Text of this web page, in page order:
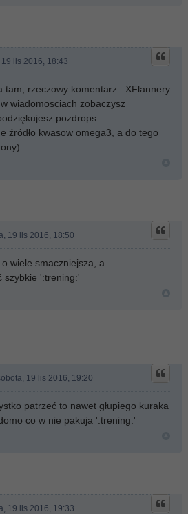
lis 2016, 18:43
tam, rzeczowy komentarz...XFlannery
wiadomosciach zobaczysz
pozdrops.
źródło kwasow omega3, a do tego
19 lis 2016, 18:50
wiele smaczniejsza, a
szybkie ':trening:'
19 lis 2016, 19:20
patrzeć to nawet głupiego kuraka
co w nie pakuja ':trening:'
19 lis 2016, 19:33